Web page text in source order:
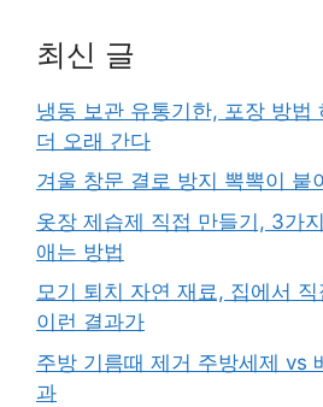
최신 글
냉동 보관 유통기한, 포장 방법
더 오래 간다
겨울 창문 결로 방지 뽁뽁이 붙
옷장 제습제 직접 만들기, 3가
애는 방법
모기 퇴치 자연 재료, 집에서
이런 결과가
주방 기름때 제거 주방세제 vs
과